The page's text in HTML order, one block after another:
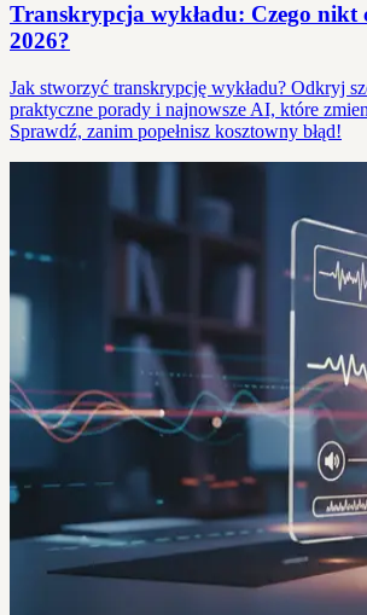
Transkrypcja wykładu: Czego nikt
2026?
Jak stworzyć transkrypcję wykładu? Odkryj
praktyczne porady i najnowsze AI, które
Sprawdź, zanim popełnisz kosztowny błąd!